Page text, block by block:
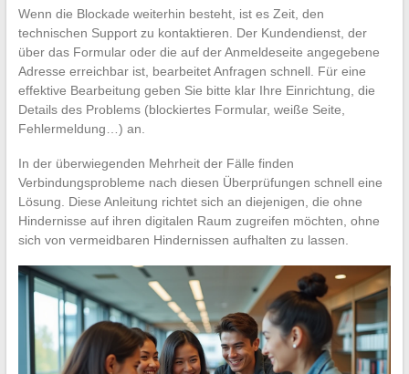
Wenn die Blockade weiterhin besteht, ist es Zeit, den
technischen Support zu kontaktieren. Der Kundendienst, der
über das Formular oder die auf der Anmeldeseite angegebene
Adresse erreichbar ist, bearbeitet Anfragen schnell. Für eine
effektive Bearbeitung geben Sie bitte klar Ihre Einrichtung, die
Details des Problems (blockiertes Formular, weiße Seite,
Fehlermeldung…) an.
In der überwiegenden Mehrheit der Fälle finden
Verbindungsprobleme nach diesen Überprüfungen schnell eine
Lösung. Diese Anleitung richtet sich an diejenigen, die ohne
Hindernisse auf ihren digitalen Raum zugreifen möchten, ohne
sich von vermeidbaren Hindernissen aufhalten zu lassen.